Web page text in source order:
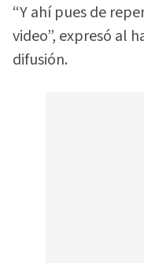
“Y ahí pues de
video”, expresó al
difusión.